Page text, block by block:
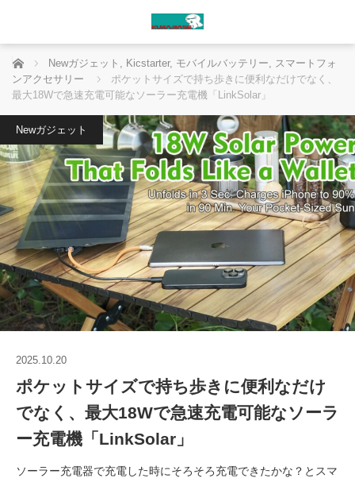
ホーム Newガジェット , Kicstarter, モバイルバッテリー, スマートフォ
ンアクセサリー
ポケットサイズで持ち歩きに便利なだけでなく、
最大18Wで急速充電可能なソーラー充電機「LinkSolar」
Newガジェット
2025.10.20
ポケットサイズで持ち歩きに便利なだけ
でなく、最大18Wで急速充電可能なソーラ
ー充電機「LinkSolar」
ソーラー充電器で充電した時にそろそろ充電できたかな？とスマ